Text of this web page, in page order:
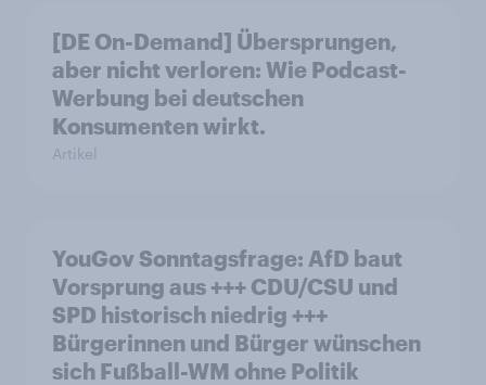
[DE On-Demand] Übersprungen,
aber nicht verloren: Wie Podcast-
Werbung bei deutschen
Konsumenten wirkt.
Artikel
YouGov Sonntagsfrage: AfD baut
Vorsprung aus +++ CDU/CSU und
SPD historisch niedrig +++
Bürgerinnen und Bürger wünschen
sich Fußball-WM ohne Politik